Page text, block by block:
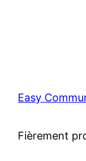
Easy
Fièrement